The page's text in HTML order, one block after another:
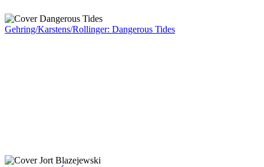
Gehring/Karstens/Rollinger: Dangerous Tides